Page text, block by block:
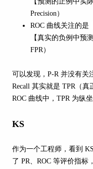
Precision）
ROC 曲线关注的是
【真实的负例中预
FPR）
可以发现，P-R 并没有关
Recall 其实就是 TPR（真
ROC 曲线中，TPR 为纵坐
KS
作为一个工程师，看到
了 PR、ROC 等评价指